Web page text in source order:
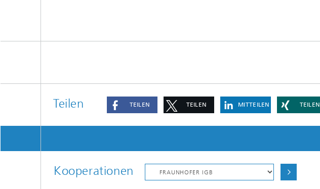
Teilen TEILEN TEILEN MITTEILEN TEILEN
Kooperationen